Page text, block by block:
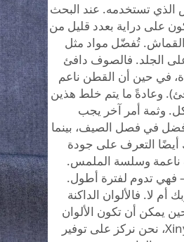
الذي تستخدمه. عند البحث
على دراية بعدد قليل من
تُفضّل مواد مثل
الجلد. فالصوف دافئ
في حين أن القطن ناعم
وعادةً ما يتم خلط هذين
وثمة أمر آخر يجب
في فصل الصيف، بينما
أيضًا التعرف على جودة
ناعمة وسلسة الملمس.
تدوم لفترة أطول.
أم لا. فالألوان الداكنة
يمكن أن تكون الألوان
الفاتحة ممتعة في فصلي الربيع والصيف. عنّا في Xinyang، نحن نركز على توفير